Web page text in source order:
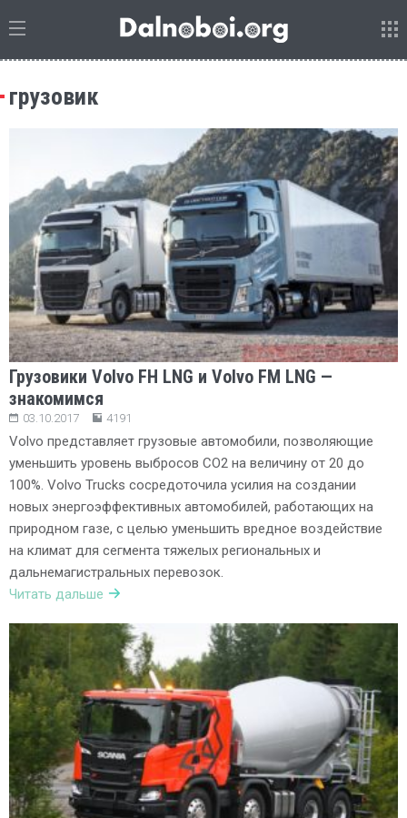
грузовик
Грузовики Volvo FH LNG и Volvo FM LNG —
знакомимся
03.10.2017 4191
Volvo представляет грузовые автомобили, позволяющие
уменьшить уровень выбросов CO2 на величину от 20 до
100%. Volvo Trucks сосредоточила усилия на создании
новых энергоэффективных автомобилей, работающих на
природном газе, с целью уменьшить вредное воздействие
на климат для сегмента тяжелых региональных и
дальнемагистральных перевозок.
Читать дальше